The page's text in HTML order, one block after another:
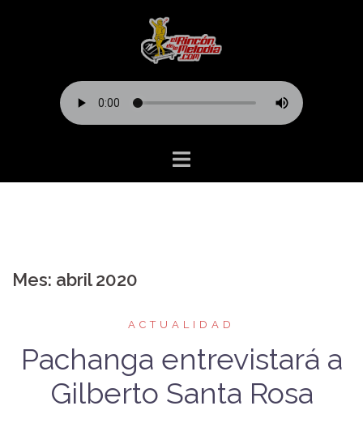
Mes: abril 2020
ACTUALIDAD
Pachanga entrevistará a
Gilberto Santa Rosa